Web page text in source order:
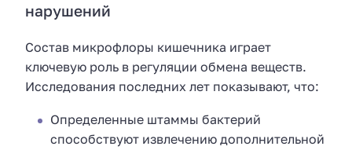
нарушений
Состав микрофлоры кишечника играет
ключевую роль в регуляции обмена веществ.
Исследования последних лет показывают, что:
Определенные штаммы бактерий
способствуют извлечению дополнительной